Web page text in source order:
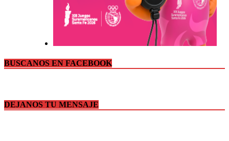
BUSCANOS EN FACEBOOK
DEJANOS TU MENSAJE